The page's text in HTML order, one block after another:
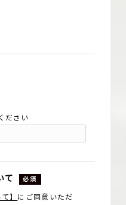
ださい
て 必須
】 にご同意いただ